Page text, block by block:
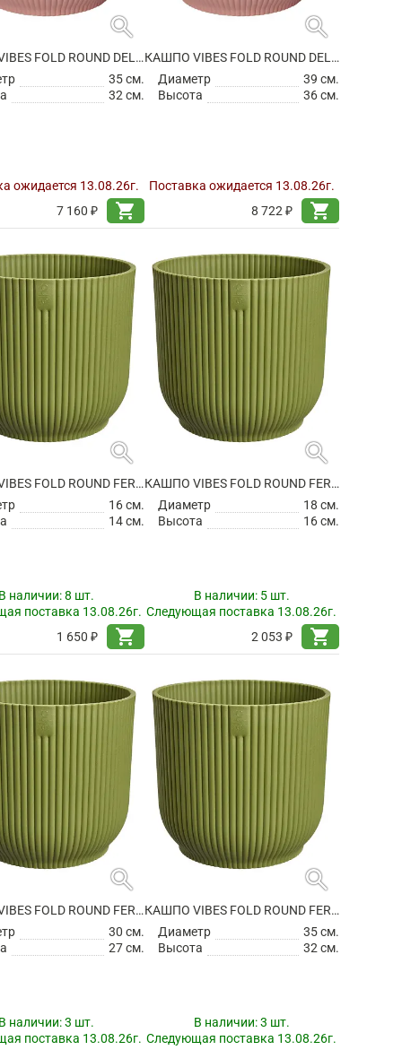
search
КАШПО VIBES FOLD ROUND DELICATE PINK
35 см.
32 см.
ожидается 13.08.26г.
7 160 ₽
shopping_cart
search
КАШПО VIBES FOLD ROUND DELICATE PINK
Диаметр
39 см.
Высота
36 см.
Поставка ожидается 13.08.26г.
8 722 ₽
shopping_cart
search
КАШПО VIBES FOLD ROUND FERN GREEN
16 см.
14 см.
наличии:8 шт.
поставка 13.08.26г.
1 650 ₽
shopping_cart
search
КАШПО VIBES FOLD ROUND FERN GREEN
Диаметр
18 см.
Высота
16 см.
В наличии: 5 шт.
Следующая поставка 13.08.26г.
2 053 ₽
shopping_cart
search
КАШПО VIBES FOLD ROUND FERN GREEN
30 см.
27 см.
наличии:3 шт.
поставка 13.08.26г.
search
КАШПО VIBES FOLD ROUND FERN GREEN
Диаметр
35 см.
Высота
32 см.
В наличии:3 шт.
Следующая поставка 13.08.26г.